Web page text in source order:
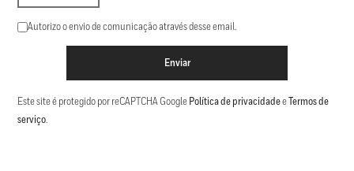
Autorizo o envio de comunicação através desse email.
Enviar
Este site é protegido por reCAPTCHA Google Política de privacidadee Termos de
serviço.